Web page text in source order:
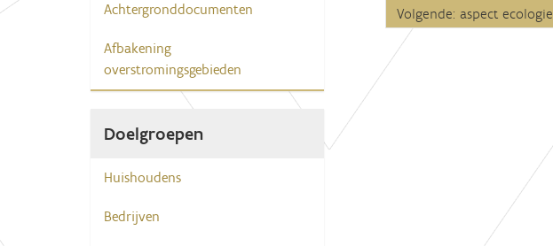
Volgende: aspect ecologie
Achtergronddocumenten
Afbakening
overstromingsgebieden
Doelgroepen
Huishoudens
Bedrijven